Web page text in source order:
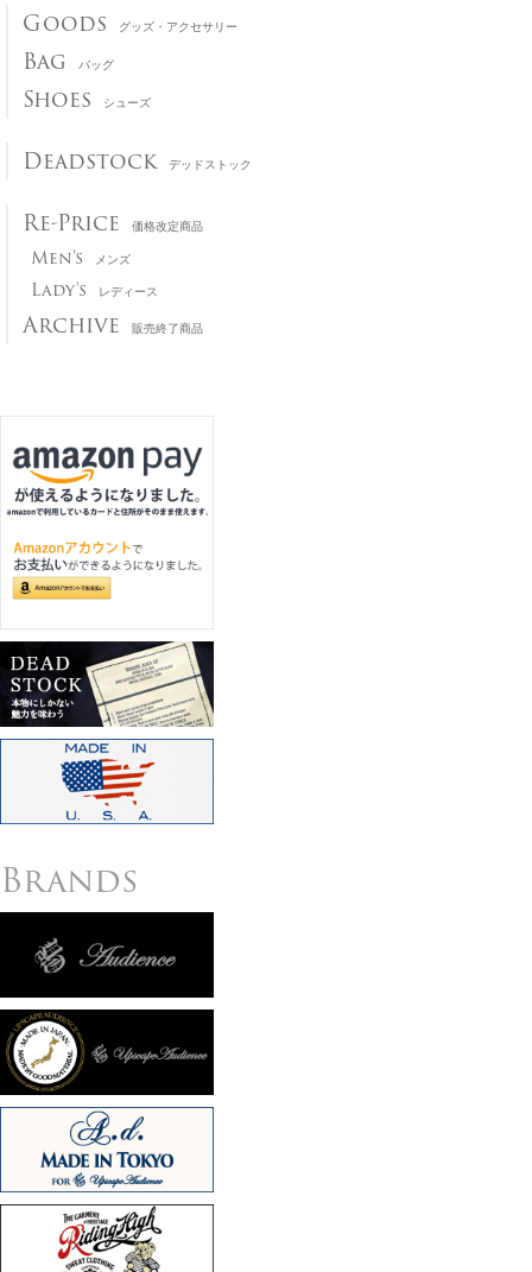
Goods グッズ・アクセサリー
Bag バッグ
Shoes シューズ
Deadstock デッドストック
Re-Price 価格改定商品
Men's メンズ
Lady's レディース
Archive 販売終了商品
Brands